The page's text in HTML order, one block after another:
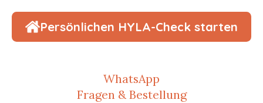
Persönlichen HYLA-Check starten
WhatsApp
Fragen & Bestellung